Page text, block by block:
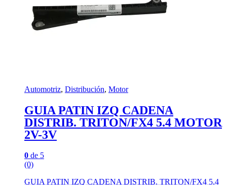
Automotriz, Distribución, Motor
GUIA PATIN IZQ CADENA
DISTRIB. TRITON/FX4 5.4 MOTOR
2V-3V
0 de 5
(0)
GUIA PATIN IZQ CADENA DISTRIB. TRITON/FX4 5.4